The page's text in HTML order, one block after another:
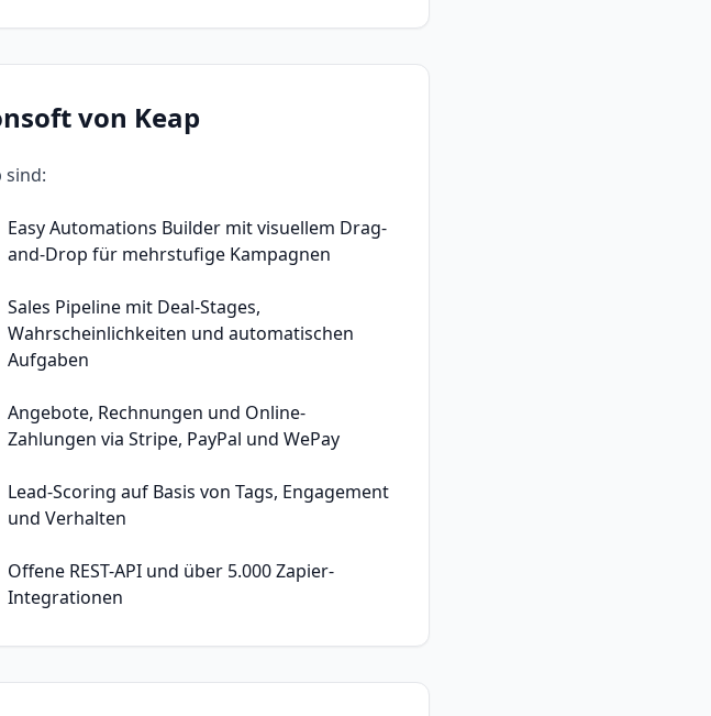
von Keap
sind:
Easy Automations Builder mit visuellem Drag-
and-Drop für mehrstufige Kampagnen
Sales Pipeline mit Deal-Stages,
Wahrscheinlichkeiten und automatischen
Aufgaben
Angebote, Rechnungen und Online-
Zahlungen via Stripe, PayPal und WePay
Lead-Scoring auf Basis von Tags, Engagement
und Verhalten
Offene REST-API und über 5.000 Zapier-
Integrationen